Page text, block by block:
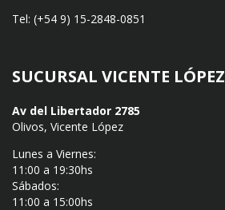
Tel: (+54 9) 15-2848-0851
SUCURSAL VICENTE LÓPEZ
Av del Libertador 2785
Olivos, Vicente López
Lunes a Viernes:
11:00 a 19:30hs
Sábados:
11:00 a 15:00hs